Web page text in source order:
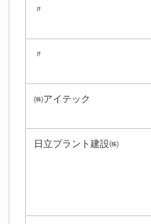
〃
〃
㈱アイテック
日立プラント建設㈱